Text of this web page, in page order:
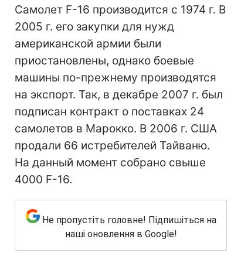
Самолет F-16 производится с 1974 г. В
2005 г. его закупки для нужд
американской армии были
приостановлены, однако боевые
машины по-прежнему производятся
на экспорт. Так, в декабре 2007 г. был
подписан контракт о поставках 24
самолетов в Марокко. В 2006 г. США
продали 66 истребителей Тайваню.
На данный момент собрано свыше
4000 F-16.
Не пропустіть головне! Підпишіться на
наші оновлення в Google!